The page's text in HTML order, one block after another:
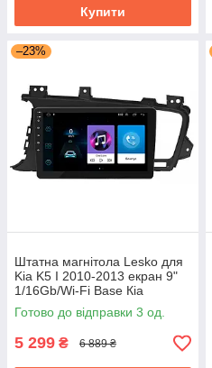
Купити
–23%
Штатна магнітола Lesko для
Kia K5 I 2010-2013 екран 9"
1/16Gb/Wi-Fi Base Кіа
Готово до відправки 3 од.
5 299 ₴ 6 889 ₴